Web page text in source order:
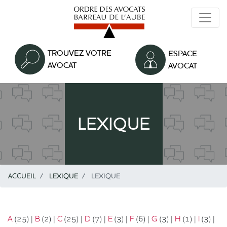
principal
TROUVEZ VOTRE
AVOCAT
ESPACE
AVOCAT
LEXIQUE
ACCUEIL LEXIQUE LEXIQUE
A (25) | B (2) | C (25) | D (7) | E (3) | F (6) | G (3) | H (1) | I (3) |